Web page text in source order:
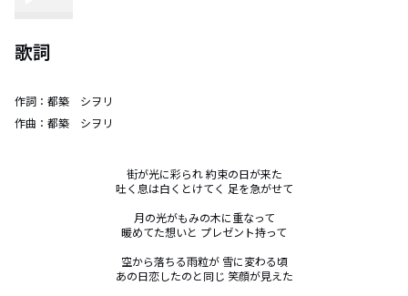
歌詞
作詞： 都築 シヲリ
作曲： 都築 シヲリ
街が光に彩られ 約束の日が来た
吐く息は白くとけてく 足を急がせて
月の光がもみの木に重なって
暖めてた想いと プレゼント持って
空から落ちる雨粒が 雪に変わる頃
あの日恋したのと同じ 笑顔が見えた